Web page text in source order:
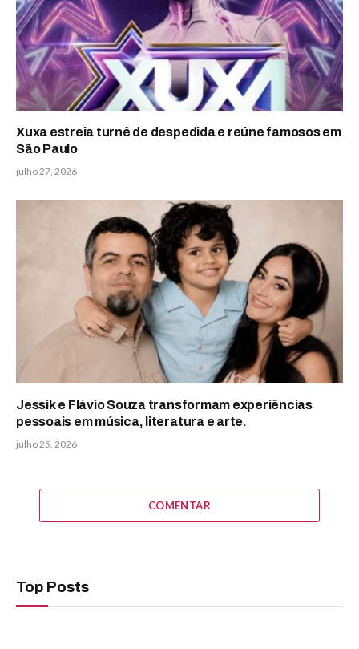
Xuxa estreia turnê de despedida e reúne famosos em
São Paulo
julho 27, 2026
Jessik e Flávio Souza transformam experiências
pessoais em música, literatura e arte.
julho 25, 2026
COMENTAR
Top Posts